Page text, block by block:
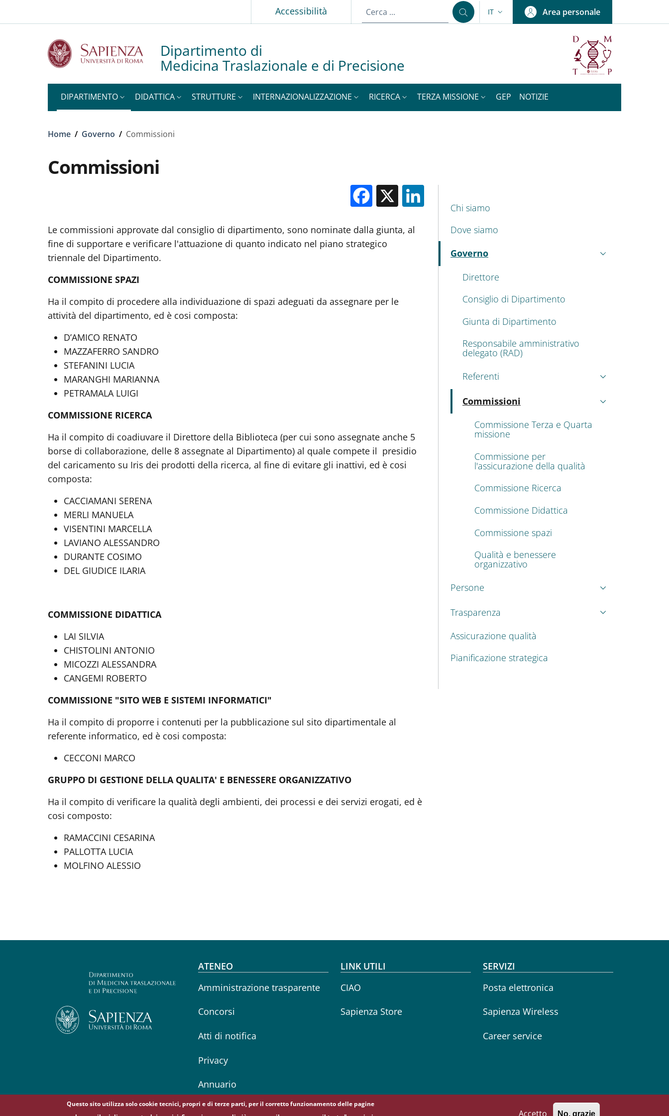
Accessibilità SELETTORE LINGUA: CURRENT LANGUAGE
IT Area personale
Dipartimento di
Medicina Traslazionale e di Precisione
DIPARTIMENTO DIDATTICA STRUTTURE INTERNAZIONALIZZAZIONE RICERCA TERZA MISSIONE GEP NOTIZIE
Briciole di pane
Home / Governo / Commissioni
Commissioni
Facebook
X
Le commissioni approvate dal consiglio di dipartimento, sono nominate dalla giunta, al
fine di supportare e verificare l'attuazione di quanto indicato nel piano strategico
triennale del Dipartimento.
COMMISSIONE SPAZI
Ha il compito di procedere alla individuazione di spazi adeguati da assegnare per le
attività del dipartimento, ed è cosi composta:
D’AMICO RENATO
MAZZAFERRO SANDRO
STEFANINI LUCIA
MARANGHI MARIANNA
PETRAMALA LUIGI
COMMISSIONE RICERCA
Ha il compito di coadiuvare il Direttore della Biblioteca (per cui sono assegnate anche 5
borse di collaborazione, delle 8 assegnate al Dipartimento) al quale compete il presidio
del caricamento su Iris dei prodotti della ricerca, al fine di evitare gli inattivi, ed è cosi
composta:
CACCIAMANI SERENA
MERLI MANUELA
VISENTINI MARCELLA
LAVIANO ALESSANDRO
DURANTE COSIMO
DEL GIUDICE ILARIA
COMMISSIONE DIDATTICA
LAI SILVIA
CHISTOLINI ANTONIO
MICOZZI ALESSANDRA
CANGEMI ROBERTO
COMMISSIONE "SITO WEB E SISTEMI INFORMATICI"
Ha il compito di proporre i contenuti per la pubblicazione sul sito dipartimentale al
referente informatico, ed è cosi composta:
CECCONI MARCO
GRUPPO DI GESTIONE DELLA QUALITA' E BENESSERE ORGANIZZATIVO
Ha il compito di verificare la qualità degli ambienti, dei processi e dei servizi erogati, ed è
cosi composto:
RAMACCINI CESARINA
PALLOTTA LUCIA
MOLFINO ALESSIO
MENU CEV SECOND NAVIGATION
Chi siamo
Dove siamo
Governo
Attivo
Direttore
Consiglio di Dipartimento
Giunta di Dipartimento
Responsabile amministrativo
delegato (RAD)
Referenti
Commissioni
Attivo
Commissione Terza e Quarta
missione
Commissione per
l'assicurazione della qualità
Commissione Ricerca
Commissione Didattica
Commissione spazi
Qualità e benessere
organizzativo
Persone
Trasparenza
Assicurazione qualità
Pianificazione strategica
Footer menu
ATENEO
Amministrazione trasparente
Concorsi
Atti di notifica
Privacy
Annuario
LINK UTILI
CIAO
Sapienza Store
SERVIZI
Posta elettronica
Sapienza Wireless
Career service
Questo sito utilizza solo cookie tecnici, propri e di terze parti, per il corretto funzionamento delle pagine
Accetto No, grazie